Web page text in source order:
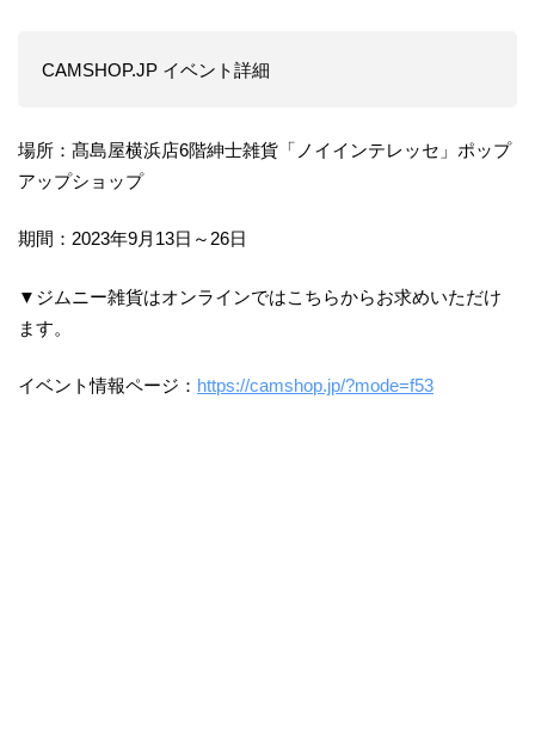
CAMSHOP.JP イベント詳細
場所：髙島屋横浜店6階紳士雑貨「ノイインテレッセ」ポップ
アップショップ
期間：2023年9月13日～26日
▼ジムニー雑貨はオンラインではこちらからお求めいただけ
ます。
イベント情報ページ： https://camshop.jp/?mode=f53